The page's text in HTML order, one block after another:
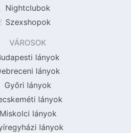
Nightclubok
Szexshopok
VÁROSOK
lányok
lányok
Győri lányok
lányok
Miskolci lányok
lányok